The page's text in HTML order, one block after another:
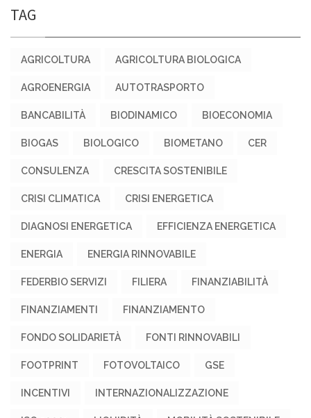
TAG
AGRICOLTURA AGRICOLTURA BIOLOGICA
AGROENERGIA AUTOTRASPORTO
BANCABILITÀ BIODINAMICO BIOECONOMIA
BIOGAS BIOLOGICO BIOMETANO CER
CONSULENZA CRESCITA SOSTENIBILE
CRISI CLIMATICA CRISI ENERGETICA
DIAGNOSI ENERGETICA EFFICIENZA ENERGETICA
ENERGIA ENERGIA RINNOVABILE
FEDERBIO SERVIZI FILIERA FINANZIABILITÀ
FINANZIAMENTI FINANZIAMENTO
FONDO SOLIDARIETÀ FONTI RINNOVABILI
FOOTPRINT FOTOVOLTAICO GSE
INCENTIVI INTERNAZIONALIZZAZIONE